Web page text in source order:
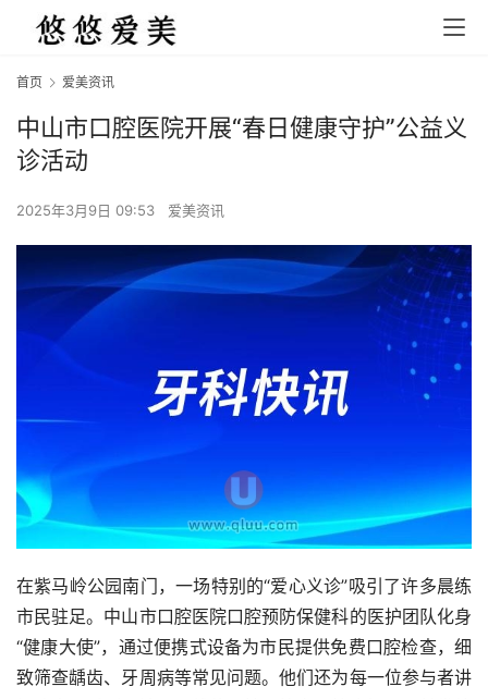
首页 爱美资讯
中山市口腔医院开展“春日健康守护”公益义
诊活动
2025年3月9日 09:53 爱美资讯
在紫马岭公园南门，一场特别的“爱心义诊”吸引了许多晨练
市民驻足。中山市口腔医院口腔预防保健科的医护团队化身
“健康大使”，通过便携式设备为市民提供免费口腔检查，细
致筛查龋齿、牙周病等常见问题。他们还为每一位参与者讲